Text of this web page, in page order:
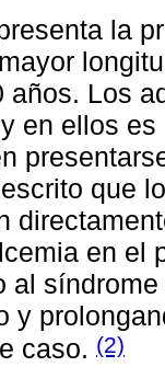
la
años. Los
en ellos
que
en el
al
y
caso. (2)